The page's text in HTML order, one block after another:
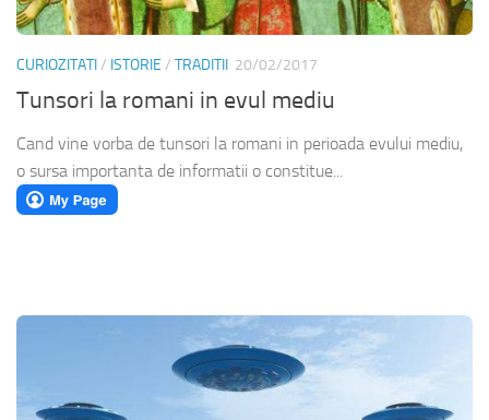
CURIOZITATI/ ISTORIE / TRADITII 20/02/2017
Tunsori la romani in evul mediu
Cand vine vorba de tunsori la romani in perioada evului mediu,
o sursa importanta de informatii o constitue...